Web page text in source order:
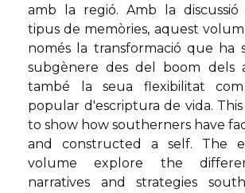
amb la regió. Amb la
tipus de memòries, aquest
només la transformació que ha
subgènere des del boom dels
també la seua flexibilitat
popular d'escriptura de vida.
to show how southerners have
and constructed a self. The
volume explore the
narratives and strategies